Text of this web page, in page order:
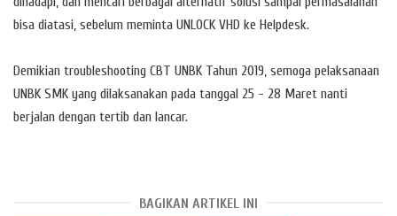
bisa diatasi, sebelum meminta UNLOCK VHD ke Helpdesk.
Demikian troubleshooting CBT UNBK Tahun 2019, semoga pelaksanaan
UNBK SMK yang dilaksanakan pada tanggal 25 - 28 Maret nanti
berjalan dengan tertib dan lancar.
BAGIKAN ARTIKEL INI